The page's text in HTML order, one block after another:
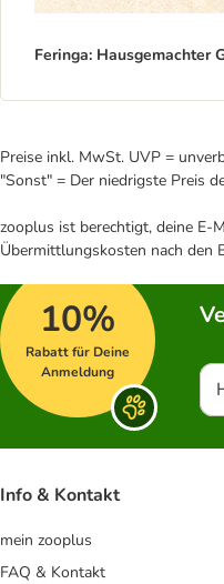
Feringa: Hausgemachter
Preise inkl. MwSt. UVP =
"Sonst" = Der niedrigste Preis
zooplus ist berechtigt, deine E-
Übermittlungskosten nach den
10%
Rabatt für Deine
Anmeldung
Info & Kontakt
mein zooplus
FAQ & Kontakt